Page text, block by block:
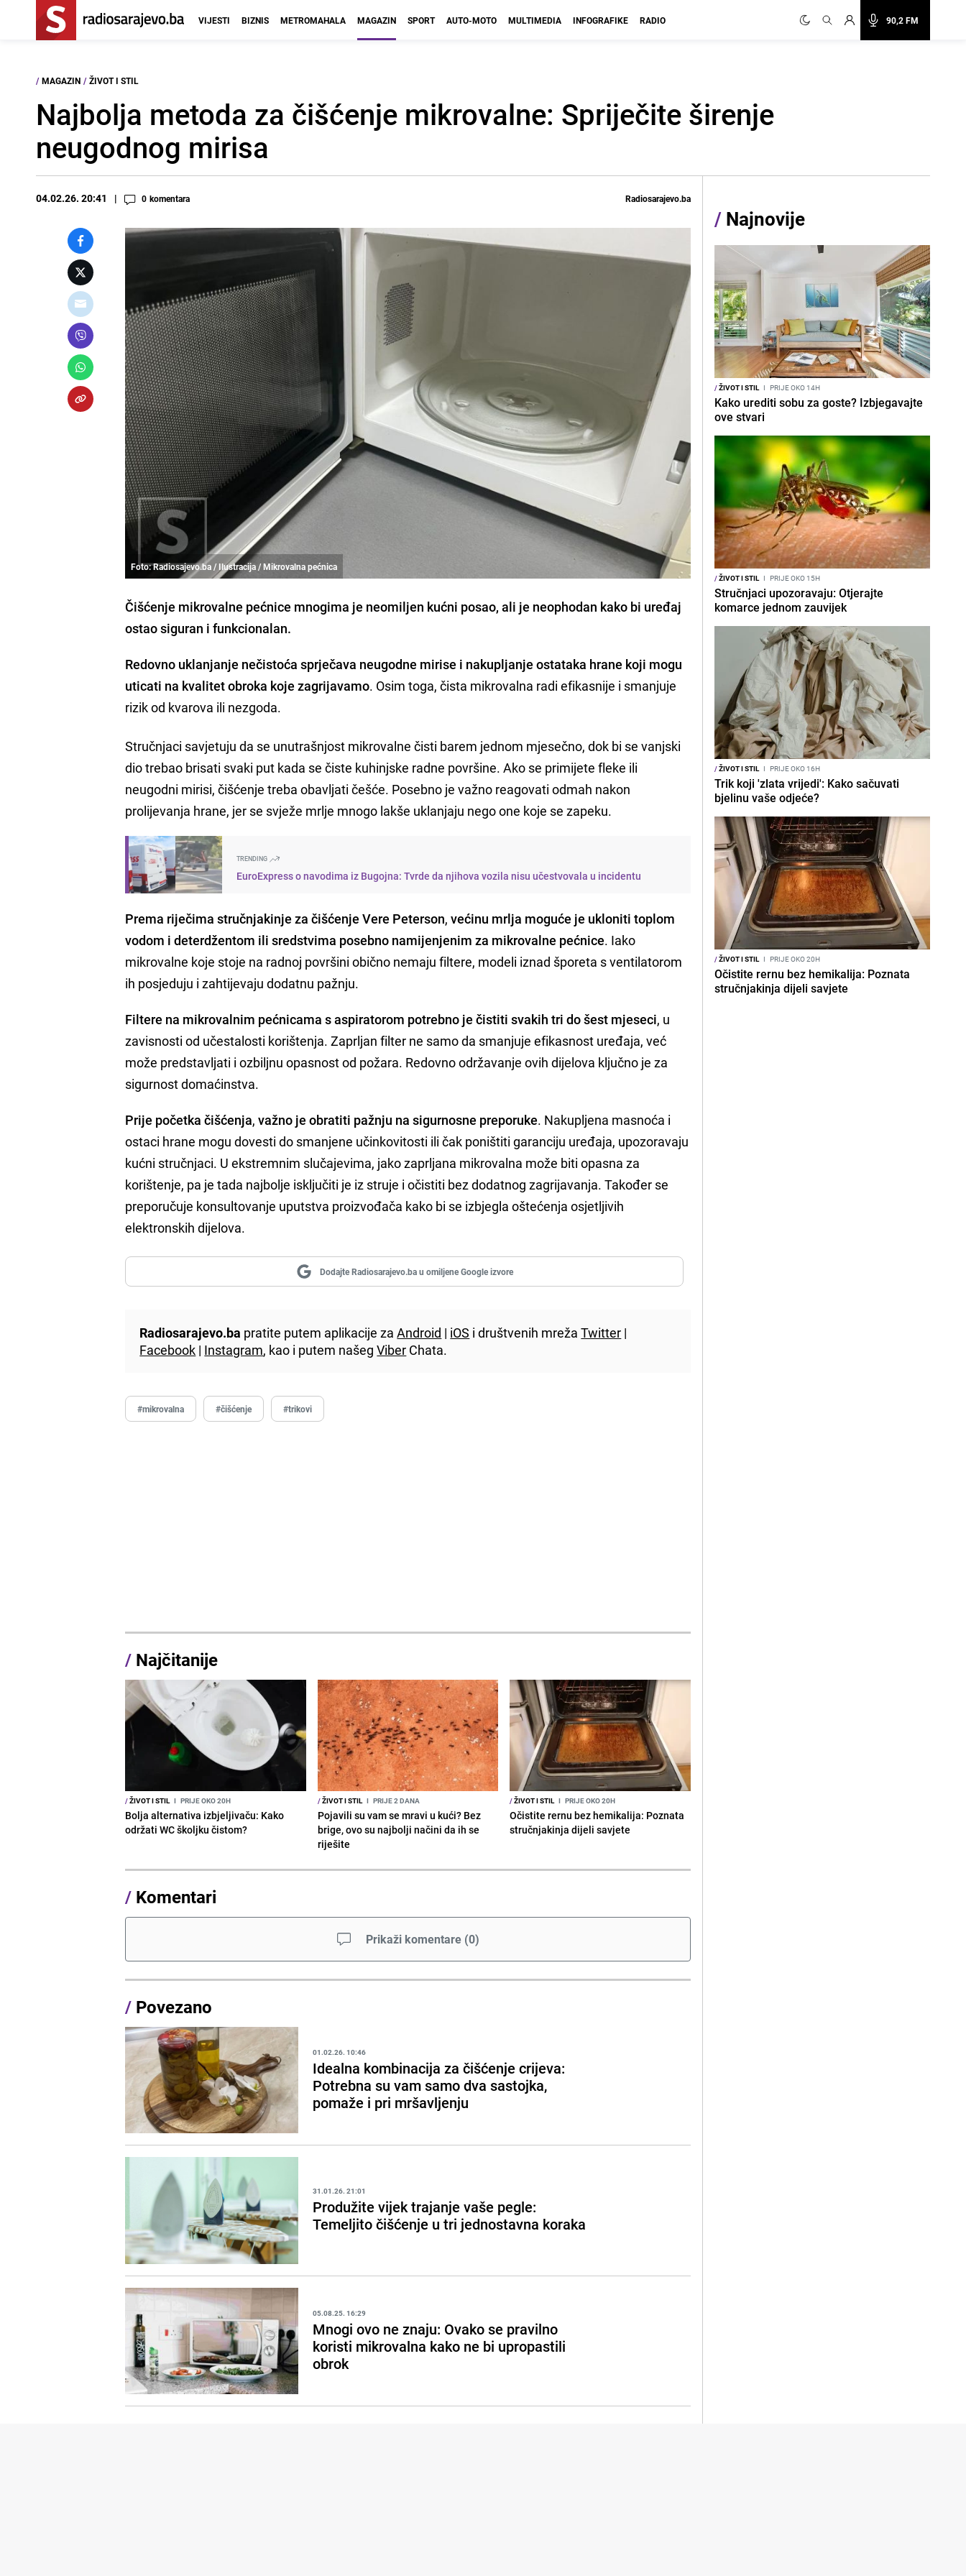
90,2 FM
VIJESTI BIZNIS METROMAHALA MAGAZIN SPORT AUTO-MOTO MULTIMEDIA INFOGRAFIKE RADIO
/ MAGAZIN / ŽIVOT I STIL
Najbolja metoda za čišćenje mikrovalne: Spriječite širenje
neugodnog mirisa
04.02.26. 20:41 0 komentara Radiosarajevo.ba
Foto: Radiosajevo.ba / Ilustracija / Mikrovalna pećnica
Čišćenje mikrovalne pećnice mnogima je neomiljen kućni posao, ali je neophodan kako bi uređaj
ostao siguran i funkcionalan.
Redovno uklanjanje nečistoća sprječava neugodne mirise i nakupljanje ostataka hrane koji mogu
uticati na kvalitet obroka koje zagrijavamo. Osim toga, čista mikrovalna radi efikasnije i smanjuje
rizik od kvarova ili nezgoda.
Stručnjaci savjetuju da se unutrašnjost mikrovalne čisti barem jednom mjesečno, dok bi se vanjski
dio trebao brisati svaki put kada se čiste kuhinjske radne površine. Ako se primijete fleke ili
neugodni mirisi, čišćenje treba obavljati češće. Posebno je važno reagovati odmah nakon
prolijevanja hrane, jer se svježe mrlje mnogo lakše uklanjaju nego one koje se zapeku.
TRENDING
EuroExpress o navodima iz Bugojna: Tvrde da njihova vozila nisu učestvovala u incidentu
Prema riječima stručnjakinje za čišćenje Vere Peterson,većinu mrlja moguće je ukloniti toplom
vodom i deterdžentom ili sredstvima posebno namijenjenim za mikrovalne pećnice. Iako
mikrovalne koje stoje na radnoj površini obično nemaju filtere, modeli iznad šporeta s ventilatorom
ih posjeduju i zahtijevaju dodatnu pažnju.
Filtere na mikrovalnim pećnicama s aspiratorom potrebno je čistiti svakih tri do šest mjeseci, u
zavisnosti od učestalosti korištenja. Zaprljan filter ne samo da smanjuje efikasnost uređaja, već
može predstavljati i ozbiljnu opasnost od požara. Redovno održavanje ovih dijelova ključno je za
sigurnost domaćinstva.
Prije početka čišćenja,važno je obratiti pažnju na sigurnosne preporuke. Nakupljena masnoća i
ostaci hrane mogu dovesti do smanjene učinkovitosti ili čak poništiti garanciju uređaja, upozoravaju
kućni stručnjaci. U ekstremnim slučajevima, jako zaprljana mikrovalna može biti opasna za
korištenje, pa je tada najbolje isključiti je iz struje i očistiti bez dodatnog zagrijavanja. Također se
preporučuje konsultovanje uputstva proizvođača kako bi se izbjegla oštećenja osjetljivih
elektronskih dijelova.
Dodajte Radiosarajevo.ba u omiljene Google izvore
Radiosarajevo.ba pratite putem aplikacije zaAndroid | iOS i društvenih mrežaTwitter |
Facebook | Instagram, kao i putem našegViber Chata.
#mikrovalna #čišćenje #trikovi
/ Najčitanije
/ŽIVOT I STIL I PRIJE OKO 20H
Bolja alternativa izbjeljivaču: Kako
održati WC školjku čistom?
/ŽIVOT I STIL I PRIJE 2 DANA
Pojavili su vam se mravi u kući? Bez
brige, ovo su najbolji načini da ih se
riješite
/ŽIVOT I STIL I PRIJE OKO 20H
Očistite rernu bez hemikalija: Poznata
stručnjakinja dijeli savjete
/ Komentari
Prikaži komentare (0)
/ Povezano
01.02.26. 10:46
Idealna kombinacija za čišćenje crijeva:
Potrebna su vam samo dva sastojka,
pomaže i pri mršavljenju
31.01.26. 21:01
Produžite vijek trajanje vaše pegle:
Temeljito čišćenje u tri jednostavna koraka
05.08.25. 16:29
Mnogi ovo ne znaju: Ovako se pravilno
koristi mikrovalna kako ne bi upropastili
obrok
/ Najnovije
/ŽIVOT I STIL I PRIJE OKO 14H
Kako urediti sobu za goste? Izbjegavajte
ove stvari
/ŽIVOT I STIL I PRIJE OKO 15H
Stručnjaci upozoravaju: Otjerajte
komarce jednom zauvijek
/ŽIVOT I STIL I PRIJE OKO 16H
Trik koji 'zlata vrijedi': Kako sačuvati
bjelinu vaše odjeće?
/ŽIVOT I STIL I PRIJE OKO 20H
Očistite rernu bez hemikalija: Poznata
stručnjakinja dijeli savjete